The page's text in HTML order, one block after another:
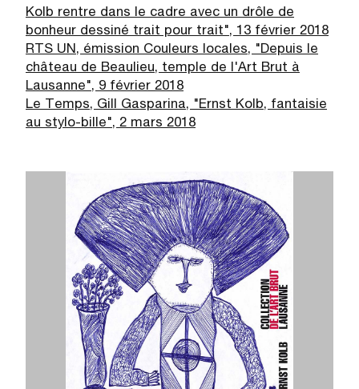
Kolb rentre dans le cadre avec un drôle de
bonheur dessiné trait pour trait", 13 février 2018
RTS UN, émission Couleurs locales, "Depuis le
château de Beaulieu, temple de l'Art Brut à
Lausanne", 9 février 2018
Le Temps, Gill Gasparina, "Ernst Kolb, fantaisie
au stylo-bille", 2 mars 2018